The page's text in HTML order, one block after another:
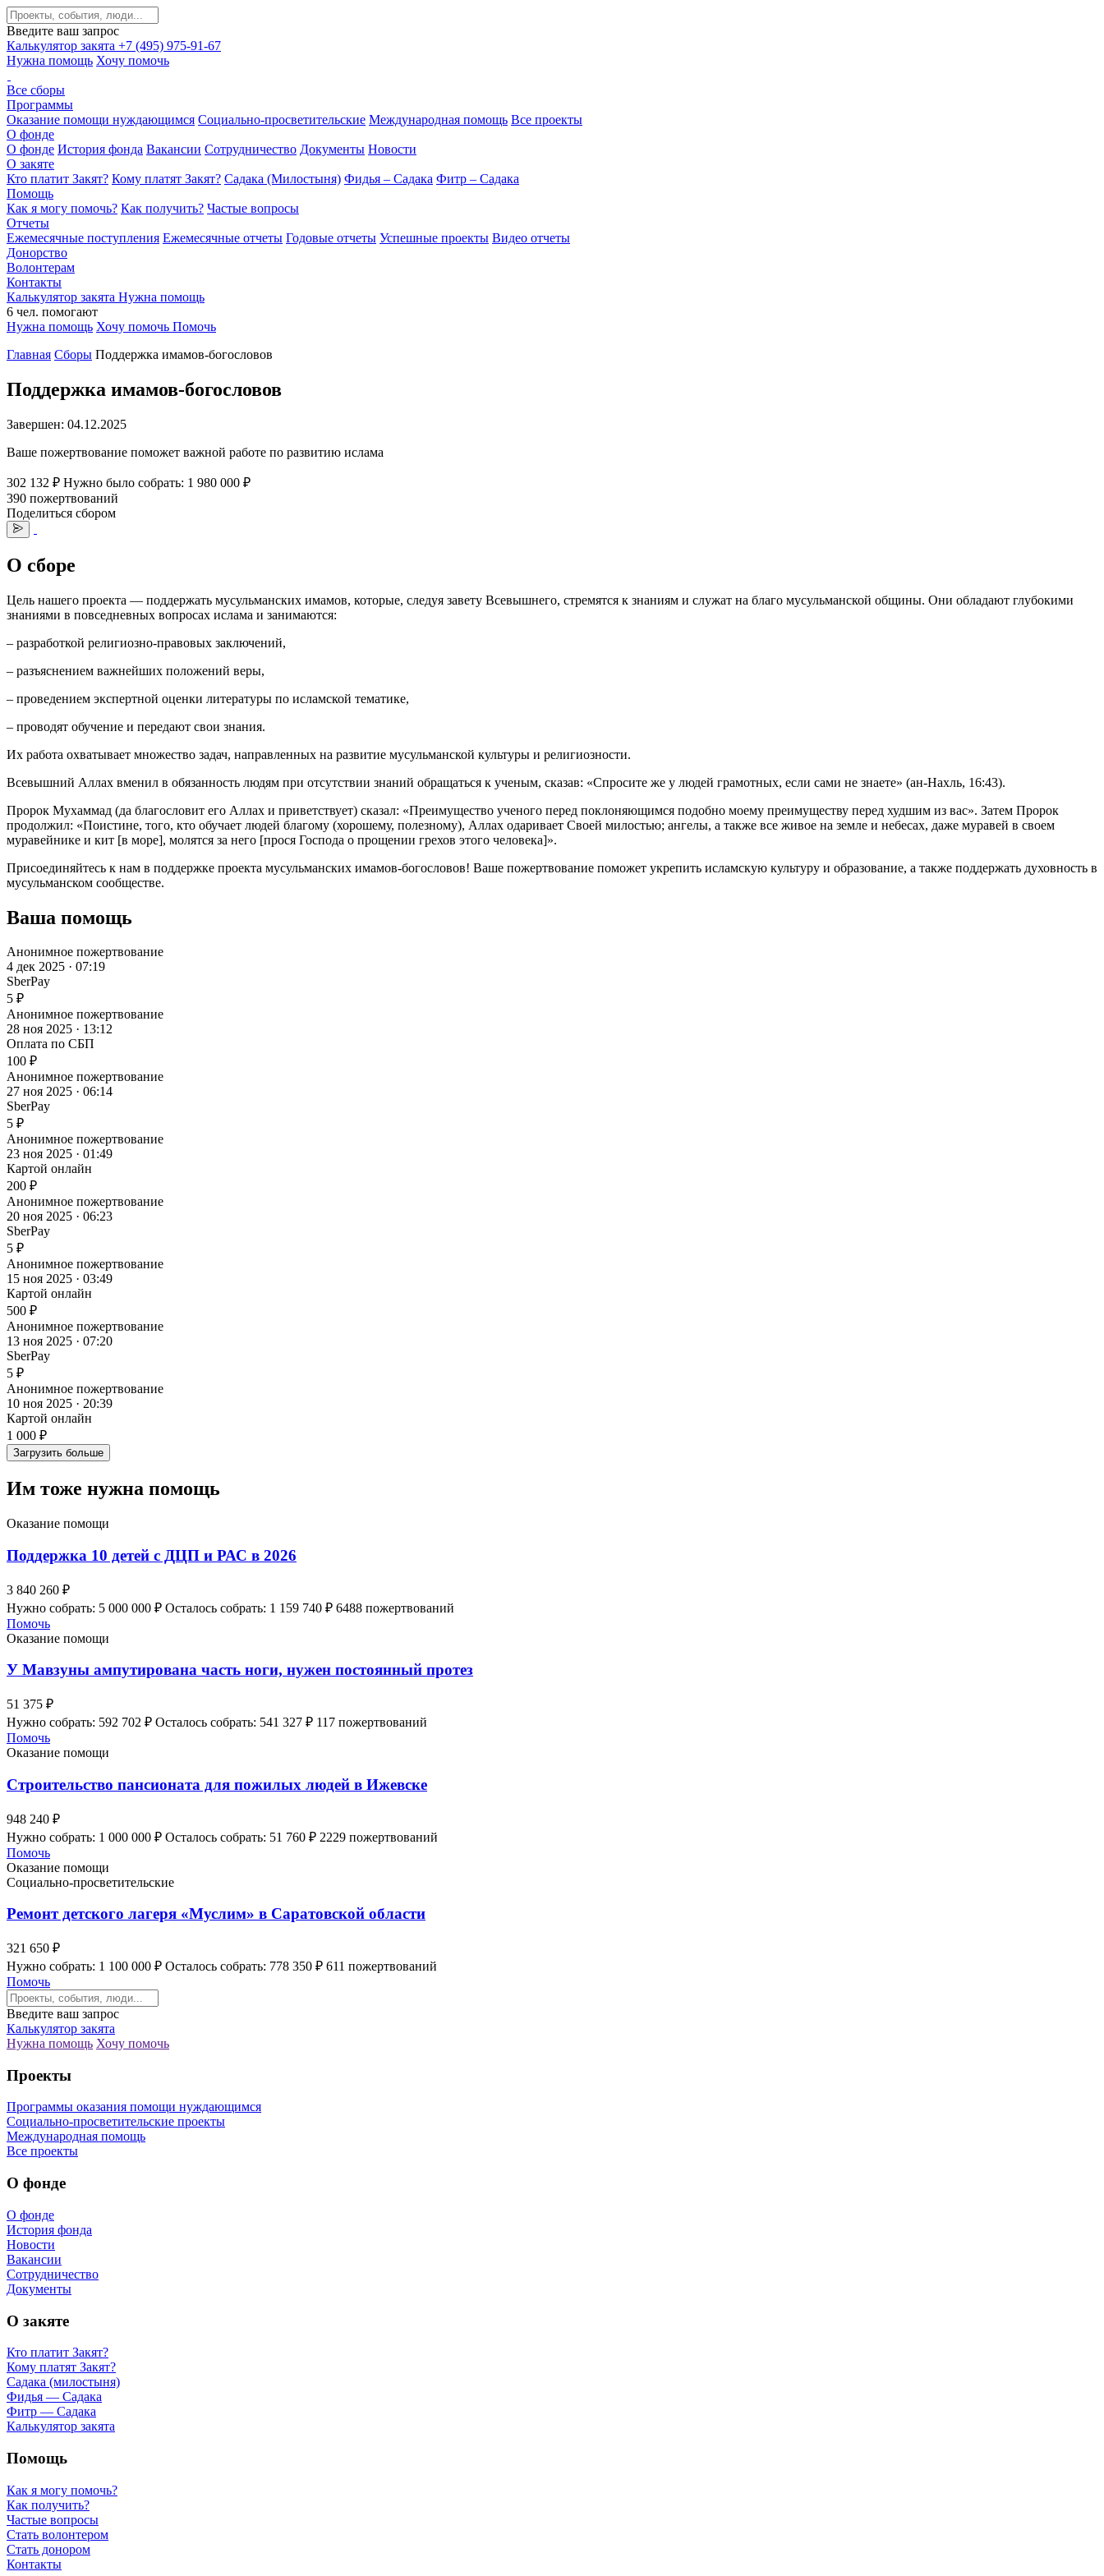
Введите ваш запрос
Калькулятор закята +7 (495) 975-91-67
Нужна помощь Хочу помочь
Все сборы
Программы
Оказание помощи нуждающимся Социально-просветительские Международная помощь Все проекты
О фонде
О фонде История фонда Вакансии Сотрудничество Документы Новости
О закяте
Кто платит Закят? Кому платят Закят? Садака (Милостыня) Фидья – Садака Фитр – Садака
Помощь
Как я могу помочь? Как получить? Частые вопросы
Отчеты
Ежемесячные поступления Ежемесячные отчеты Годовые отчеты Успешные проекты Видео отчеты
Донорство
Волонтерам
Контакты
Калькулятор закята Нужна помощь
6 чел. помогают
Нужна помощь Хочу помочь Помочь
Главная Сборы Поддержка имамов-богословов
Поддержка имамов-богословов
Завершен: 04.12.2025
Ваше пожертвование поможет важной работе по развитию ислама
302 132 ₽ Нужно было собрать: 1 980 000 ₽
390 пожертвований
Поделиться сбором
О сборе
Цель нашего проекта — поддержать мусульманских имамов, которые, следуя завету Всевышнего, стремятся к знаниям и служат на благо мусульманской общины. Они обладают глубокими
знаниями в повседневных вопросах ислама и занимаются:
– разработкой религиозно-правовых заключений,
– разъяснением важнейших положений веры,
– проведением экспертной оценки литературы по исламской тематике,
– проводят обучение и передают свои знания.
Их работа охватывает множество задач, направленных на развитие мусульманской культуры и религиозности.
Всевышний Аллах вменил в обязанность людям при отсутствии знаний обращаться к ученым, сказав: «Спросите же у людей грамотных, если сами не знаете» (ан-Нахль, 16:43).
Пророк Мухаммад (да благословит его Аллах и приветствует) сказал: «Преимущество ученого перед поклоняющимся подобно моему преимуществу перед худшим из вас». Затем Пророк
продолжил: «Поистине, того, кто обучает людей благому (хорошему, полезному), Аллах одаривает Своей милостью; ангелы, а также все живое на земле и небесах, даже муравей в своем
муравейнике и кит [в море], молятся за него [прося Господа о прощении грехов этого человека]».
Присоединяйтесь к нам в поддержке проекта мусульманских имамов-богословов! Ваше пожертвование поможет укрепить исламскую культуру и образование, а также поддержать духовность в
мусульманском сообществе.
Ваша помощь
Анонимное пожертвование
4 дек 2025 · 07:19
SberPay
5 ₽
Анонимное пожертвование
28 ноя 2025 · 13:12
Оплата по СБП
100 ₽
Анонимное пожертвование
27 ноя 2025 · 06:14
SberPay
5 ₽
Анонимное пожертвование
23 ноя 2025 · 01:49
Картой онлайн
200 ₽
Анонимное пожертвование
20 ноя 2025 · 06:23
SberPay
5 ₽
Анонимное пожертвование
15 ноя 2025 · 03:49
Картой онлайн
500 ₽
Анонимное пожертвование
13 ноя 2025 · 07:20
SberPay
5 ₽
Анонимное пожертвование
10 ноя 2025 · 20:39
Картой онлайн
1 000 ₽
Загрузить больше
Им тоже нужна помощь
Оказание помощи
Поддержка 10 детей с ДЦП и РАС в 2026
3 840 260 ₽
Нужно собрать: 5 000 000 ₽ Осталось собрать: 1 159 740 ₽ 6488 пожертвований
Помочь
Оказание помощи
У Мавзуны ампутирована часть ноги, нужен постоянный протез
51 375 ₽
Нужно собрать: 592 702 ₽ Осталось собрать: 541 327 ₽ 117 пожертвований
Помочь
Оказание помощи
Строительство пансионата для пожилых людей в Ижевске
948 240 ₽
Нужно собрать: 1 000 000 ₽ Осталось собрать: 51 760 ₽ 2229 пожертвований
Помочь
Оказание помощи
Социально-просветительские
Ремонт детского лагеря «Муслим» в Саратовской области
321 650 ₽
Нужно собрать: 1 100 000 ₽ Осталось собрать: 778 350 ₽ 611 пожертвований
Помочь
Введите ваш запрос
Калькулятор закята
Нужна помощь Хочу помочь
Проекты
Программы оказания помощи нуждающимся
Социально-просветительские проекты
Международная помощь
Все проекты
О фонде
О фонде
История фонда
Новости
Вакансии
Сотрудничество
Документы
О закяте
Кто платит Закят?
Кому платят Закят?
Садака (милостыня)
Фидья — Садака
Фитр — Садака
Калькулятор закята
Помощь
Как я могу помочь?
Как получить?
Частые вопросы
Стать волонтером
Стать донором
Контакты